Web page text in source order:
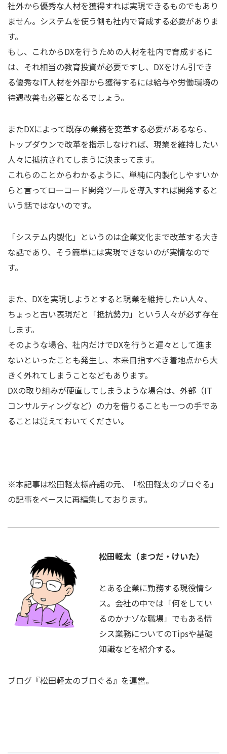
社外から優秀な人材を獲得すれば実現できるものでもあり
ません。システムを使う側も社内で育成する必要がありま
す。
もし、これからDXを行うための人材を社内で育成するに
は、それ相当の教育投資が必要ですし、DXをけん引でき
る優秀なIT人材を外部から獲得するには給与や労働環境の
待遇改善も必要となるでしょう。
またDXによって既存の業務を変革する必要があるなら、
トップダウンで改革を指示しなければ、現業を維持したい
人々に抵抗されてしまうに決まってます。
これらのことからわかるように、単純に内製化しやすいか
らと言ってローコード開発ツールを導入すれば開発すると
いう話ではないのです。
「システム内製化」というのは企業文化まで改革する大き
な話であり、そう簡単には実現できないのが実情なので
す。
また、DXを実現しようとすると現業を維持したい人々、
ちょっと古い表現だと「抵抗勢力」という人々が必ず存在
します。
そのような場合、社内だけでDXを行うと遅々として進ま
ないといったことも発生し、本来目指すべき着地点から大
きく外れてしまうことなどもあります。
DXの取り組みが硬直してしまうような場合は、外部（IT
コンサルティングなど）の力を借りることも一つの手であ
ることは覚えておいてください。
※本記事は松田軽太様許諾の元、「松田軽太のブロぐる」
の記事をベースに再編集しております。
松田軽太（まつだ・けいた）
とある企業に勤務する現役情シ
ス。会社の中では「何をしてい
るのかナゾな職場」でもある情
シス業務についてのTipsや基礎
知識などを紹介する。
ブログ『松田軽太のブロぐる』を運営。